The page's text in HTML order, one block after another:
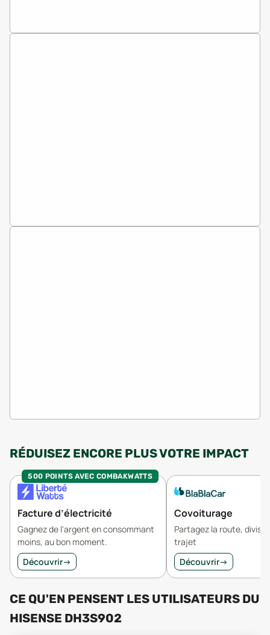
RÉDUISEZ ENCORE PLUS VOTRE IMPACT
500 POINTS AVEC COMBAKWATTS
Facture d’électricité
Gagnez de l'argent en consommant
moins, au bon moment.
Découvrir→
Covoiturage
Partagez la route,
trajet
Découvrir→
CE QU'EN PENSENT LES UTILISATEURS DU
HISENSE DH3S902